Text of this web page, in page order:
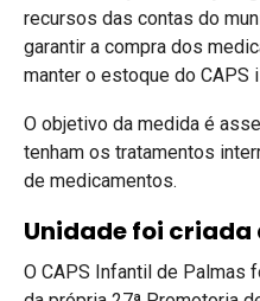
recursos das contas do
garantir a compra dos
manter o estoque do
O objetivo da medida é
tenham os tratamentos
de medicamentos.
Unidade foi criada
O CAPS Infantil de Palmas